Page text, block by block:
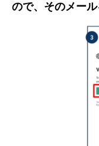
ので、そのメール